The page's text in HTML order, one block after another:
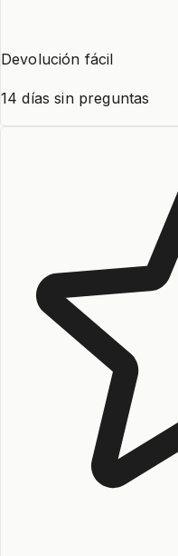
Devolución fácil
14 días sin preguntas